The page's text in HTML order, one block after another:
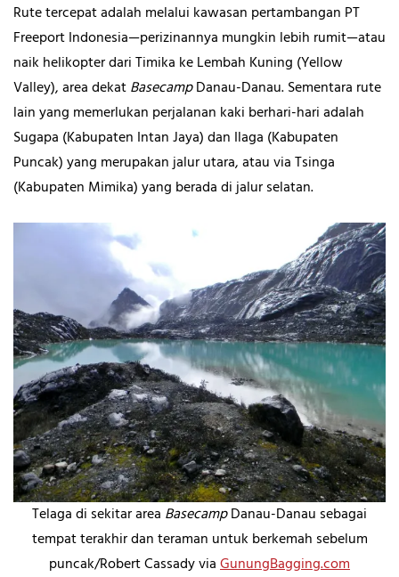
Rute tercepat adalah melalui kawasan pertambangan PT
Freeport Indonesia—perizinannya mungkin lebih rumit—atau
naik helikopter dari Timika ke Lembah Kuning (Yellow
Valley), area dekatBasecampDanau-Danau. Sementara rute
lain yang memerlukan perjalanan kaki berhari-hari adalah
Sugapa (Kabupaten Intan Jaya) dan Ilaga (Kabupaten
Puncak) yang merupakan jalur utara, atau via Tsinga
(Kabupaten Mimika) yang berada di jalur selatan.
Telaga di sekitar area BasecampDanau-Danau sebagai
tempat terakhir dan teraman untuk berkemah sebelum
puncak/Robert Cassady viaGunungBagging.com